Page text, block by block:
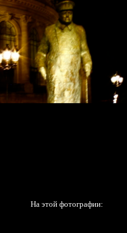
На этой фотографии: